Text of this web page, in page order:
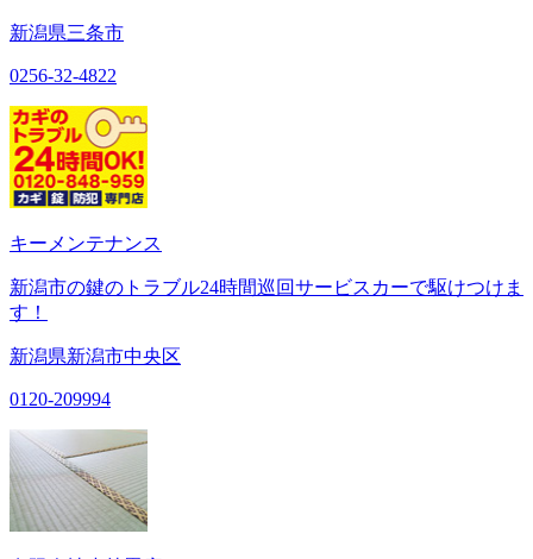
新潟県三条市
0256-32-4822
キーメンテナンス
新潟市の鍵のトラブル24時間巡回サービスカーで駆けつけま
す！
新潟県新潟市中央区
0120-209994